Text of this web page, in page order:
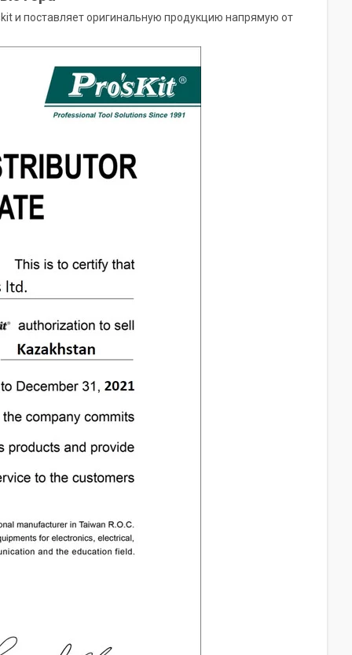
и поставляет оригинальную продукцию напрямую от